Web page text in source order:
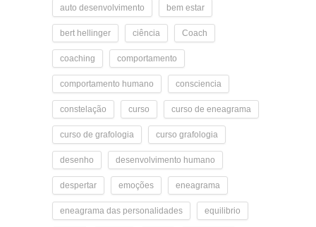
auto desenvolvimento bem estar
bert hellinger ciência Coach
coaching comportamento
comportamento humano consciencia
constelação curso curso de eneagrama
curso de grafologia curso grafologia
desenho desenvolvimento humano
despertar emoções eneagrama
eneagrama das personalidades equilibrio